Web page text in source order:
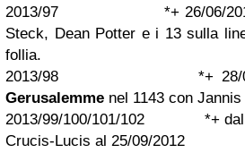
2013/97 *+ 26/06/2012
Steck, Dean Potter e i 13 sulla
follia.
2013/98 *+ 28/06/
Gerusalemme nel 1143 con
2013/99/100/101/102 *+
Crucis-Lucis al 25/09/2012